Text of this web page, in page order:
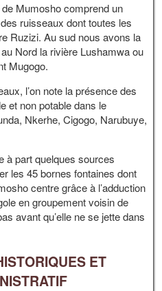
de Mumosho comprend un
ruisseaux dont toutes les
Ruzizi. Au sud nous avons la
Nord la rivière Lushamwa ou
Mugogo.
l’on note la présence des
et non potable dans le
Nkerhe, Cigogo, Narubuye,
à part quelques sources
les 45 bornes fontaines dont
centre grâce à l’adduction
en groupement voisin de
avant qu’elle ne se jette dans
ET